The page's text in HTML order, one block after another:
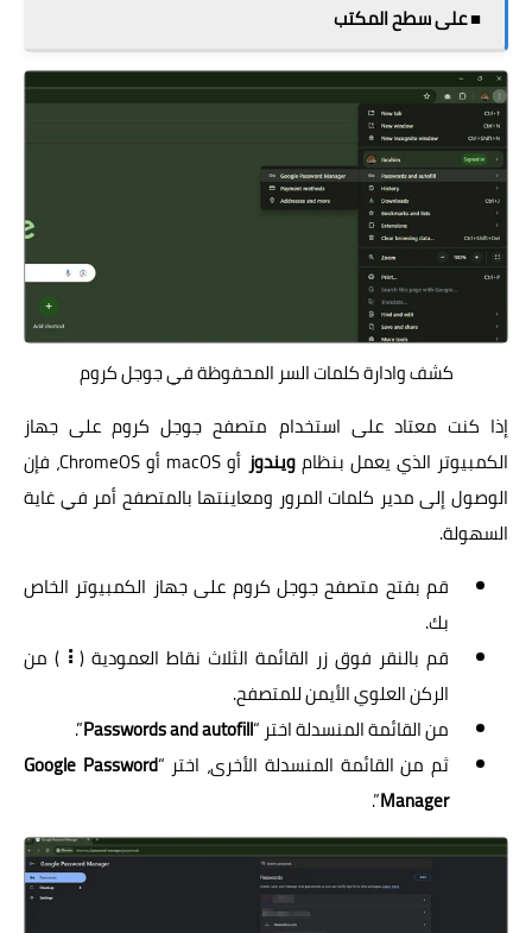
■ على سطح المكتب
كشف وادارة كلمات السر المحفوظة في جوجل كروم
إذا كنت معتاد على استخدام متصفح جوجل كروم على جهاز
الكمبيوتر الذي يعمل بنظامويندوز
أو macOS أو ChromeOS، فإن
الوصول إلى مدير كلمات المرور ومعاينتها بالمتصفح أمر في غاية
السهولة.
قم بفتح متصفح جوجل كروم على جهاز الكمبيوتر الخاص
بك.
قم بالنقر فوق زر القائمة الثلاث نقاط العمودية ( ⠇ ) من
الركن العلوي الأيمن للمتصفح.
من القائمة المنسدلة اختر “Passwords and autofill
”.
ثم من القائمة المنسدلة الأخرى، اختر “Google Password
Manager
”.